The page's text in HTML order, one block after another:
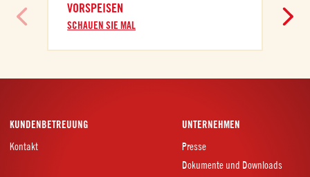
VORSPEISEN
SCHAUEN SIE MAL
KUNDENBETREUUNG
Kontakt
UNTERNEHMEN
Presse
Dokumente und Downloads